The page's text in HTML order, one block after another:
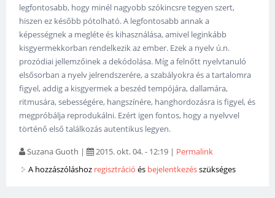
legfontosabb, hogy minél nagyobb szókincsre tegyen szert,
hiszen ez később pótolható. A legfontosabb annak a
képességnek a megléte és kihasználása, amivel leginkább
kisgyermekkorban rendelkezik az ember. Ezek a nyelv ú.n.
prozódiai jellemzőinek a dekódolása. Míg a felnőtt nyelvtanuló
elsősorban a nyelv jelrendszerére, a szabályokra és a tartalomra
figyel, addig a kisgyermek a beszéd tempójára, dallamára,
ritmusára, sebességére, hangszínére, hanghordozásra is figyel, és
megpróbálja reprodukálni. Ezért igen fontos, hogy a nyelvvel
történő első találkozás autentikus legyen.
Suzana Guoth | 2015. okt. 04. - 12:19 | Permalink
A hozzászóláshoz regisztráció és bejelentkezésszükséges